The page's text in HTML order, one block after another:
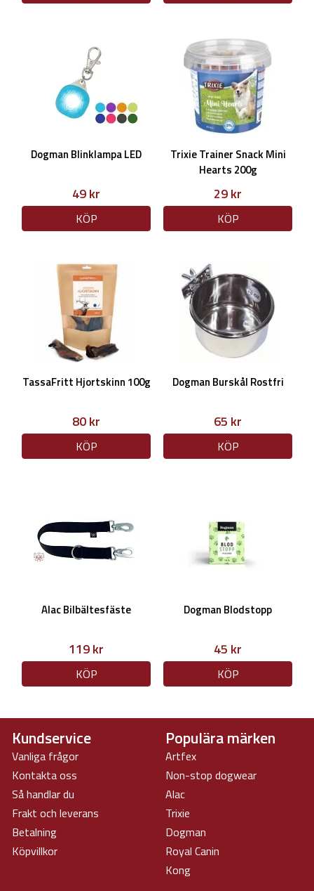
Dogman Blinklampa LED
49 kr
KÖP
Trixie Trainer Snack Mini
Hearts 200g
29 kr
KÖP
TassaFritt Hjortskinn 100g
80 kr
KÖP
Dogman Burskål Rostfri
65 kr
KÖP
Alac Bilbältesfäste
119 kr
KÖP
Dogman Blodstopp
45 kr
KÖP
Kundservice
Vanliga frågor
Kontakta oss
Så handlar du
Frakt och leverans
Betalning
Köpvillkor
Populära märken
Artfex
Non-stop dogwear
Alac
Trixie
Dogman
Royal Canin
Kong